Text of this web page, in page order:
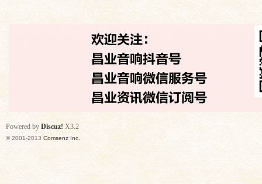
Powered by Discuz! X3.2
© 2001-2013 Comsenz Inc.